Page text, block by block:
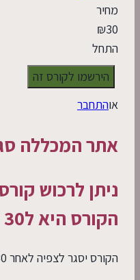
מחיר
₪30
התחל
אוהתחבר
אתר המכללה
ניתן לרכוש
הקורס היא ל30 ימים.
הקורס יסגר לצפיה לאחר 30 יום.